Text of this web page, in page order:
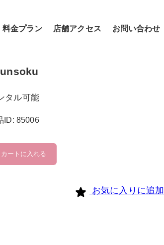
料金プラン 店舗アクセス お問い合わせ
タル可能
ID: 85006
カートに入れる
お気に入りに追加